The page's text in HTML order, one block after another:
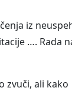
iz
…. Rada
zvuči, ali kako